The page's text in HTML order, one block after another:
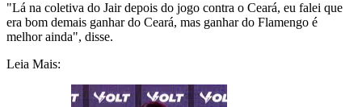
"Lá na coletiva do Jair depois do jogo contra o Ceará, eu falei que
era bom demais ganhar do Ceará, mas ganhar do Flamengo é
melhor ainda", disse.
Leia Mais: